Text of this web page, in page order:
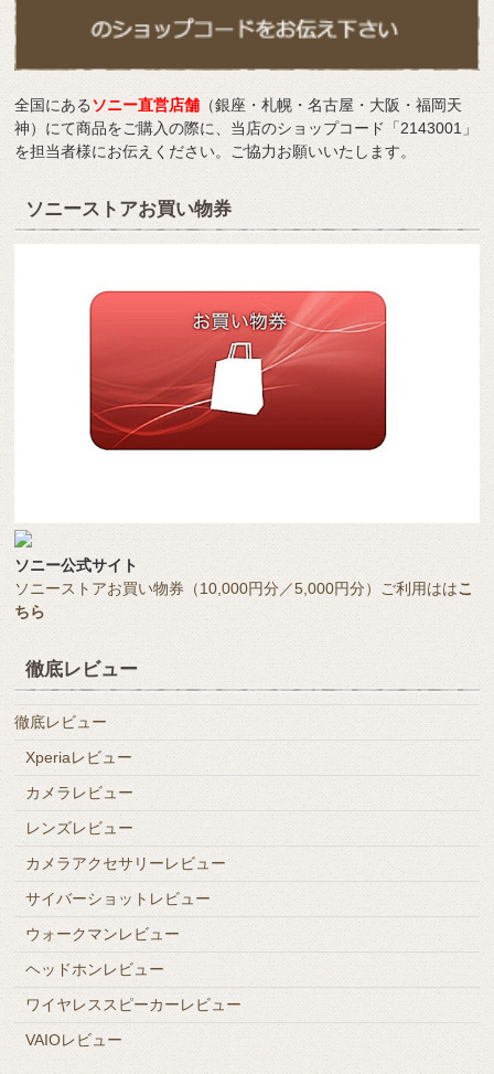
全国にあるソニー直営店舗 （銀座・札幌・名古屋・大阪・福岡天
神）にて商品をご購入の際に、当店のショップコード「2143001」
を担当者様にお伝えください。ご協力お願いいたします。
ソニーストアお買い物券
ソニー公式サイト
ソニーストアお買い物券（10,000円分／5,000円分）ご利用ははこ
ちら
徹底レビュー
徹底レビュー
Xperiaレビュー
カメラレビュー
レンズレビュー
カメラアクセサリーレビュー
サイバーショットレビュー
ウォークマンレビュー
ヘッドホンレビュー
ワイヤレススピーカーレビュー
VAIOレビュー